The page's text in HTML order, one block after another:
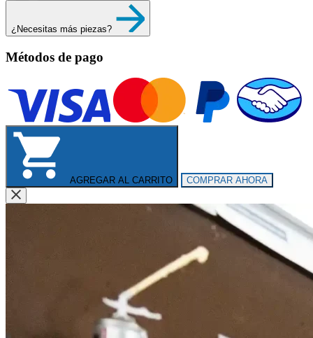
¿Necesitas más piezas?
Métodos de pago
AGREGAR AL CARRITO COMPRAR AHORA